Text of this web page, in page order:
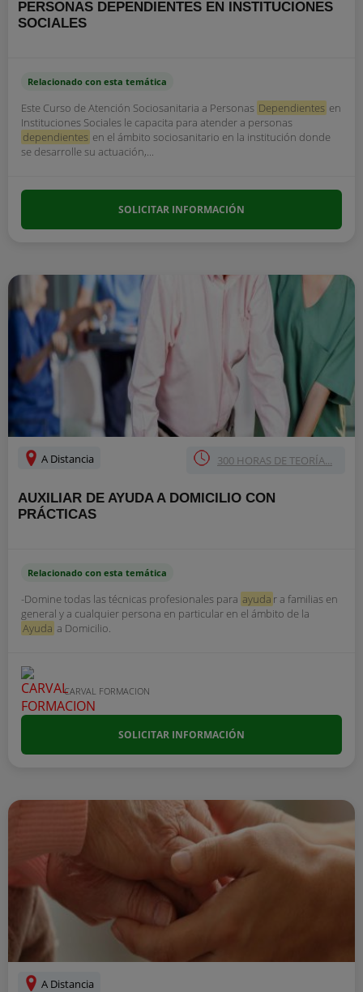
PERSONAS DEPENDIENTES EN INSTITUCIONES
SOCIALES
Relacionado con esta temática
Este Curso de Atención Sociosanitaria a Personas Dependientes en
Instituciones Sociales le capacita para atender a personas
dependientes en el ámbito sociosanitario en la institución donde
se desarrolle su actuación,...
SOLICITAR INFORMACIÓN
A Distancia 300 HORAS DE TEORÍA...
AUXILIAR DE AYUDA A DOMICILIO CON
PRÁCTICAS
Relacionado con esta temática
-Domine todas las técnicas profesionales para ayuda r a familias en
general y a cualquier persona en particular en el ámbito de la
Ayuda a Domicilio.
CARVAL FORMACION
SOLICITAR INFORMACIÓN
A Distancia